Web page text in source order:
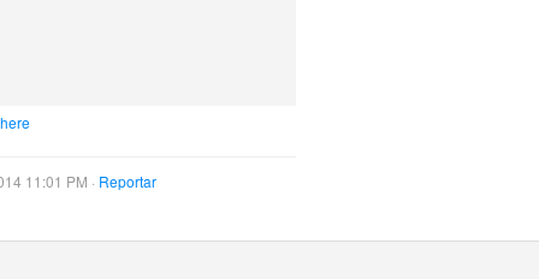
11:01 PM · Reportar